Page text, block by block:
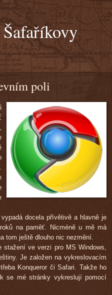
poli
docela přívětivě a hlavně je
na paměť. Nicméně u mě má
tom ještě dlouho nic nezmění.
ve verzi pro MS Windows,
Je založen na vykreslovacím
Konqueror či Safari. Takže ho
se mé stránky vykreslují pomocí